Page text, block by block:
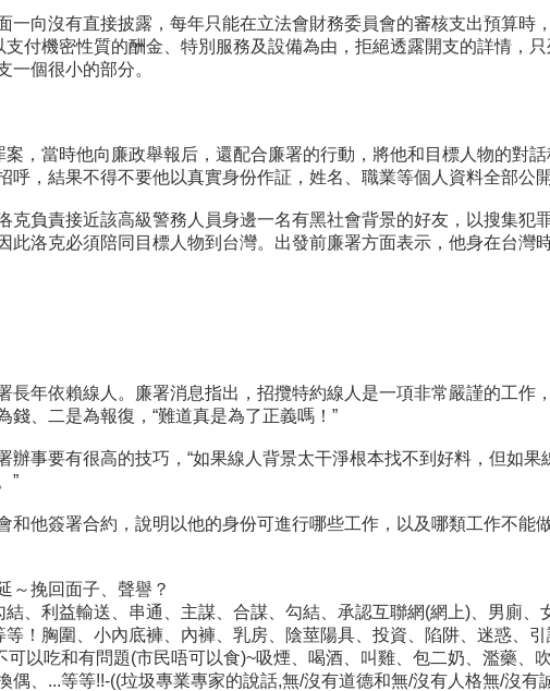
一向沒有直接披露，每年只能在立法會財務委員會的審核支出預算
支付機密性質的酬金、特別服務及設備為由，拒絕透露開支的詳情，
一個很小的部分。
案，當時他向廉政舉報后，還配合廉署的行動，將他和目標人物的對
，結果不得不要他以真實身份作証，姓名、職業等個人資料全部公開
克負責接近該高級警務人員身邊一名有黑社會背景的好友，以搜集犯
此洛克必須陪同目標人物到台灣。出發前廉署方面表示，他身在台
長年依賴線人。廉署消息指出，招攬特約線人是一項非常嚴謹的工作
錢、二是為報復，“難道真是為了正義嗎！”
辦事要有很高的技巧，“如果線人背景太干淨根本找不到好料，但如
”
和他簽署合約，說明以他的身份可進行哪些工作，以及哪類工作不
～挽回面子、聲譽？
、利益輸送、串通、主謀、合謀、勾結、承認互聯網(網上)、男廁
！胸圍、小內底褲、內褲、乳房、陰莖陽具、投資、陷阱、迷惑、
可以吃和有問題(市民唔可以食)~吸煙、喝酒、叫雞、包二奶、濫藥
、...等等!!-((垃圾專業專家的說話,無/沒有道德和無/沒有人格無/沒